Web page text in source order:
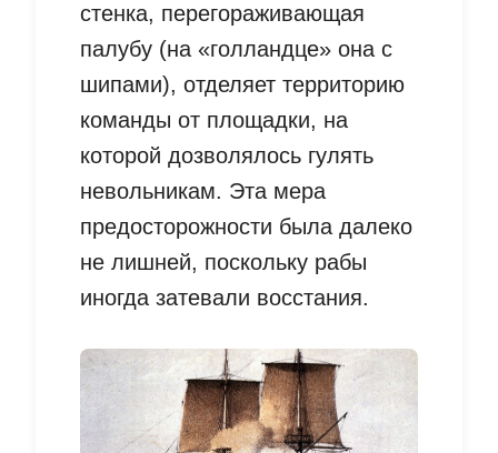
стенка, перегораживающая
палубу (на «голландце» она с
шипами), отделяет территорию
команды от площадки, на
которой дозволялось гулять
невольникам. Эта мера
предосторожности была далеко
не лишней, поскольку рабы
иногда затевали восстания.